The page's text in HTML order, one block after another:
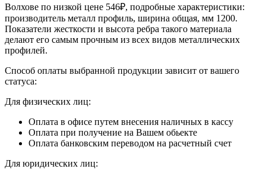
Волхове по низкой цене 546₽, подробные характеристики:
производитель металл профиль, ширина общая, мм 1200.
Показатели жесткости и высота ребра такого материала
делают его самым прочным из всех видов металлических
профилей.
Способ оплаты выбранной продукции зависит от вашего
статуса:
Для физических лиц:
Оплата в офисе путем внесения наличных в кассу
Оплата при получение на Вашем обьекте
Оплата банковским переводом на расчетный счет
Для юридических лиц: